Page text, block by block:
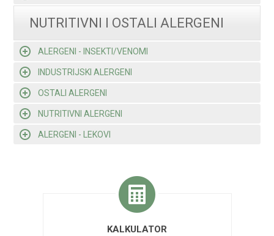
NUTRITIVNI I OSTALI ALERGENI
ALERGENI - INSEKTI/VENOMI
INDUSTRIJSKI ALERGENI
OSTALI ALERGENI
NUTRITIVNI ALERGENI
ALERGENI - LEKOVI
KALKULATOR